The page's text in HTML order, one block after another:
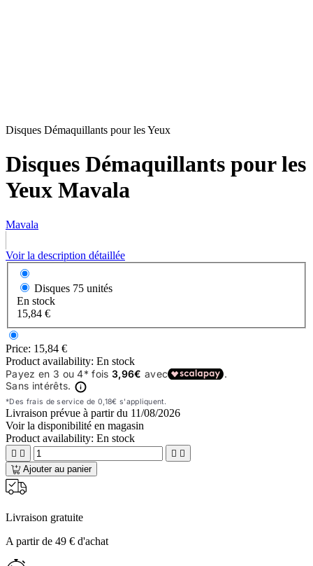
Disques Démaquillants pour les Yeux
Disques Démaquillants pour les
Yeux Mavala
Mavala
Voir la description détaillée
Disques 75 unités
En stock
15,84 €
Price: 15,84 €
Product availability: En stock
Livraison prévue à partir du 11/08/2026
Voir la disponibilité en magasin
Product availability: En stock
   
Ajouter au panier
Livraison gratuite
A partir de 49 € d'achat